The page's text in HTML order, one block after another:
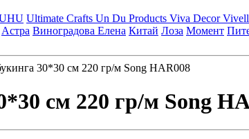
Ultimate Crafts Un Du Products Viva Decor
Астра Виноградова Елена Китай Лоза Момент
30*30 см 220 гр/м Song HAR008
см 220 гр/м Song